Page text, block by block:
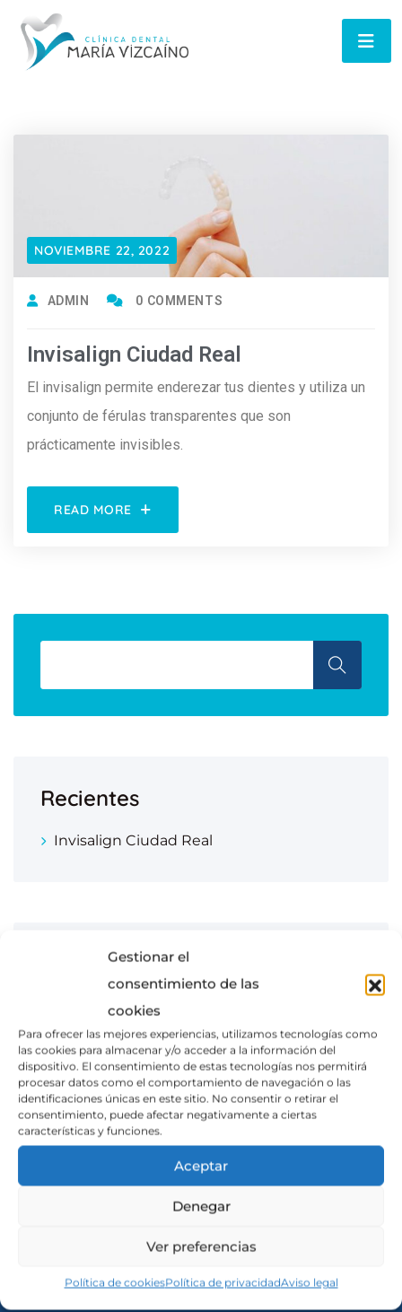
Gestionar el
consentimiento de las
cookies
Para ofrecer las mejores experiencias, utilizamos tecnologías como
las cookies para almacenar y/o acceder a la información del
dispositivo. El consentimiento de estas tecnologías nos permitirá
procesar datos como el comportamiento de navegación o las
identificaciones únicas en este sitio. No consentir o retirar el
consentimiento, puede afectar negativamente a ciertas
características y funciones.
Aceptar
Denegar
Ver preferencias
Política de cookiesPolítica de privacidadAviso legal
Recientes
Invisalign Ciudad Real
Archivos
Noviembre 2022
NOVIEMBRE 22, 2022
ADMIN 0 COMMENTS
Invisalign Ciudad Real
El invisalign permite enderezar tus dientes y utiliza un
conjunto de férulas transparentes que son
prácticamente invisibles.
READ MORE